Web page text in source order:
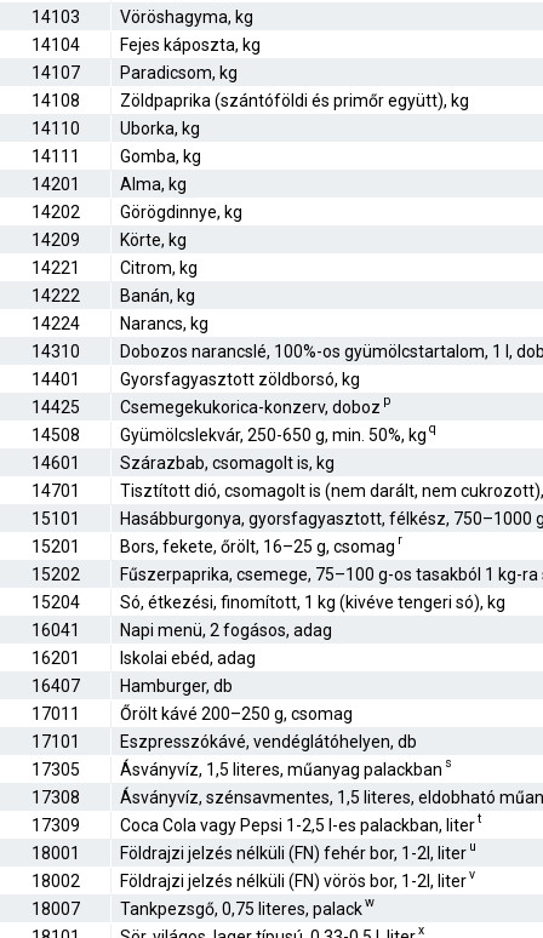
14103
Vöröshagyma, kg
14104
Fejes káposzta, kg
14107
Paradicsom, kg
14108
Zöldpaprika (szántóföldi és primőr együtt), kg
14110
Uborka, kg
14111
Gomba, kg
14201
Alma, kg
14202
Görögdinnye, kg
14209
Körte, kg
14221
Citrom, kg
14222
Banán, kg
14224
Narancs, kg
14310
Dobozos narancslé, 100%-os gyümölcstartalom, 1 l,
14401
Gyorsfagyasztott zöldborsó, kg
14425
Csemegekukorica-konzerv, doboz p
14508 Gyümölcslekvár, 250-650 g, min. 50%, kg q
14601
Szárazbab, csomagolt is, kg
14701
Tisztított dió, csomagolt is (nem darált, nem
15101
Hasábburgonya, gyorsfagyasztott, félkész, 750–1000
15201
Bors, fekete, őrölt, 16–25 g, csomag r
15202
Fűszerpaprika, csemege, 75–100 g-os tasakból 1 kg-
15204
Só, étkezési, finomított, 1 kg (kivéve tengeri só), kg
16041
Napi menü, 2 fogásos, adag
16201
Iskolai ebéd, adag
16407
Hamburger, db
17011
Őrölt kávé 200–250 g, csomag
17101
Eszpresszókávé, vendéglátóhelyen, db
17305
Ásványvíz, 1,5 literes, műanyag palackban s
17308
Ásványvíz, szénsavmentes, 1,5 literes, eldobható
17309
Coca Cola vagy Pepsi 1-2,5 l-es palackban, litert
18001 Földrajzi jelzés nélküli (FN) fehér bor, 1-2l, liter u
18002 Földrajzi jelzés nélküli (FN) vörös bor, 1-2l, literv
18007 Tankpezsgő, 0,75 literes, palackw
x